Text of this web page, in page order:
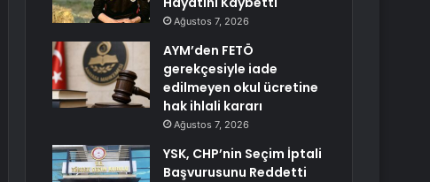
Ağustos 7, 2026
AYM’den FETÖ
gerekçesiyle iade
edilmeyen okul ücretine
hak ihlali kararı
Ağustos 7, 2026
YSK, CHP’nin Seçim İptali
Başvurusunu Reddetti